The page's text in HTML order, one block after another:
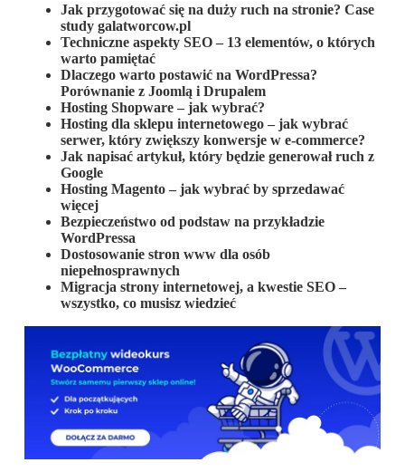
Jak przygotować się na duży ruch na stronie? Case
study galatworcow.pl
Techniczne aspekty SEO – 13 elementów, o których
warto pamiętać
Dlaczego warto postawić na WordPressa?
Porównanie z Joomlą i Drupalem
Hosting Shopware – jak wybrać?
Hosting dla sklepu internetowego – jak wybrać
serwer, który zwiększy konwersje w e-commerce?
Jak napisać artykuł, który będzie generował ruch z
Google
Hosting Magento – jak wybrać by sprzedawać
więcej
Bezpieczeństwo od podstaw na przykładzie
WordPressa
Dostosowanie stron www dla osób
niepełnosprawnych
Migracja strony internetowej, a kwestie SEO –
wszystko, co musisz wiedzieć